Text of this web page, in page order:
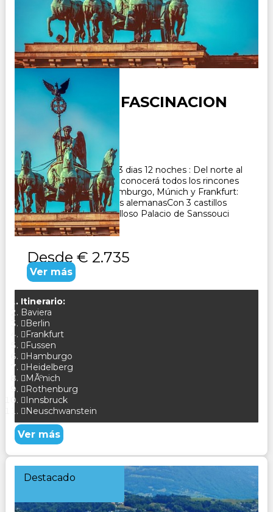
ALEMANIA - FASCINACION
Duración:
13Días12 Noches
Paquete Turistico de 13 dias 12 noches : Del norte al
sur y del este al oeste: conocerá todos los rincones
de AlemaniaBerlín, Hamburgo, Múnich y Frankfurt:
descubra las metrópolis alemanasCon 3 castillos
románticos y el maravilloso Palacio de Sanssouci
CONSULTAR
Desde € 2.735
Ver más
Itinerario:
Baviera
Berlin
Frankfurt
Fussen
Hamburgo
Heidelberg
MÃºnich
Rothenburg
Innsbruck
Neuschwanstein
Ver más
Destacado